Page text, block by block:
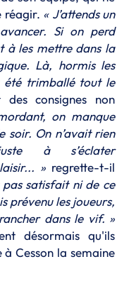
réagir. « J’attends un
Si on perd
à les mettre dans la
Là, hormis les
été trimballé tout le
consignes non
on manque
soir. On n’avait rien
à s’éclater
» regrette-t-il
pas satisfait ni de ce
prévenu les joueurs,
dans le vif. »
désormais qu'ils
Cesson la semaine